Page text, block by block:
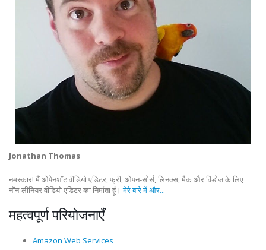
Jonathan Thomas
नमस्कार! मैं ओपेनशॉट वीडियो एडिटर, फ्री, ओपन-सोर्स, लिनक्स, मैक और विंडोज के लिए
नॉन-लीनियर वीडियो एडिटर का निर्माता हूं।मेरे बारे में और...
महत्वपूर्ण परियोजनाएँ
Amazon Web Services